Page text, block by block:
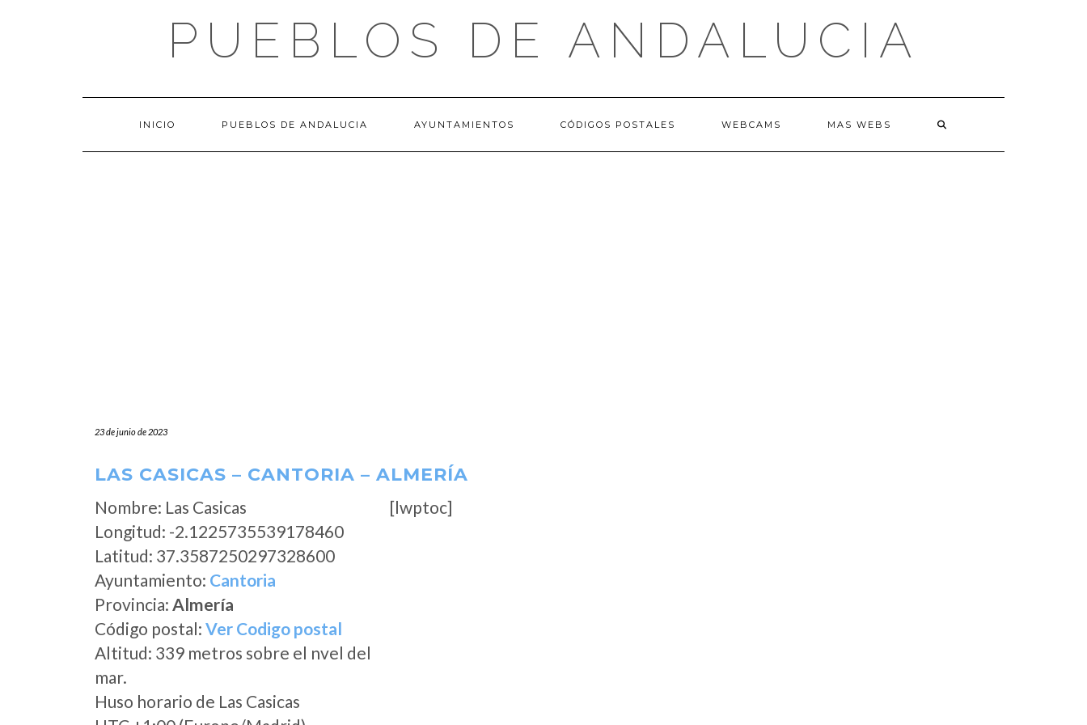
PUEBLOS DE ANDALUCIA
INICIO PUEBLOS DE ANDALUCIA AYUNTAMIENTOS CÓDIGOS POSTALES WEBCAMS MAS WEBS
23 de junio de 2023
LAS CASICAS – CANTORIA – ALMERÍA
Nombre: Las Casicas
Longitud: -2.1225735539178460
Latitud: 37.3587250297328600
Ayuntamiento: Cantoria
Provincia: Almería
Código postal: Ver Codigo postal
Altitud: 339 metros sobre el nvel del
mar.
Huso horario de Las Casicas
[lwptoc]